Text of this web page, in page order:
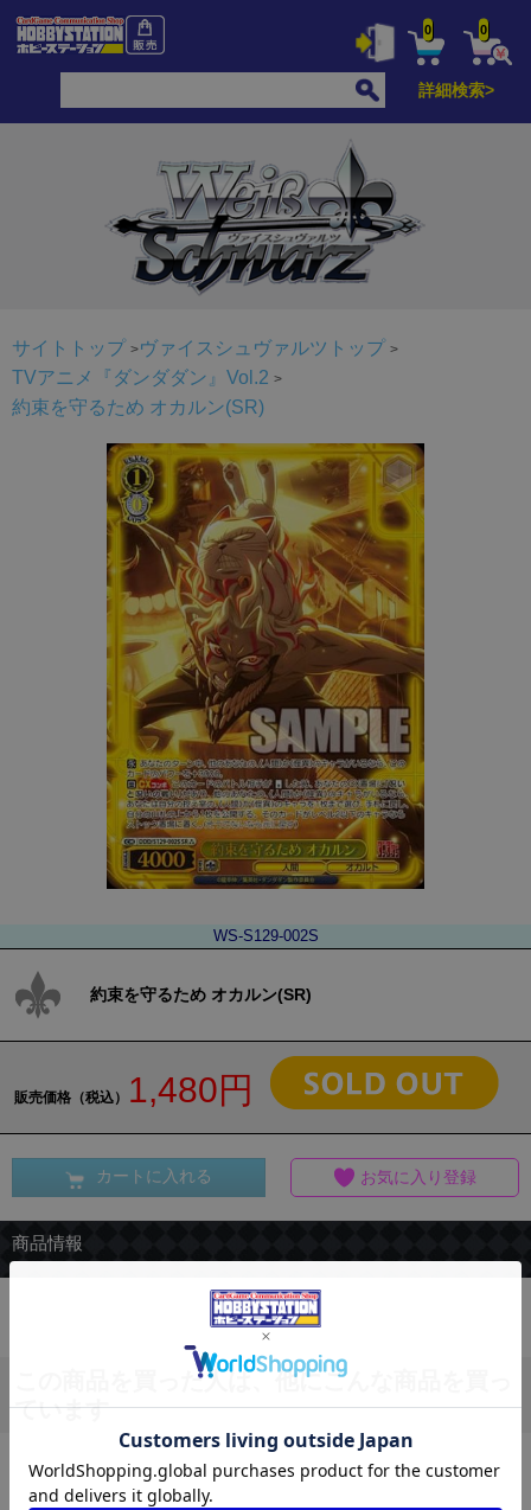
0 0
詳細検索>
サイトトップ
ヴァイスシュヴァルツトップ
TVアニメ『ダンダダン』Vol.2
約束を守るため オカルン(SR)
WS-S129-002S
約束を守るため オカルン(SR)
販売価格（税込） 1,480円
カートに入れる お気に入り登録
商品情報
この商品を買った人は、他にこんな商品を買っ
ています